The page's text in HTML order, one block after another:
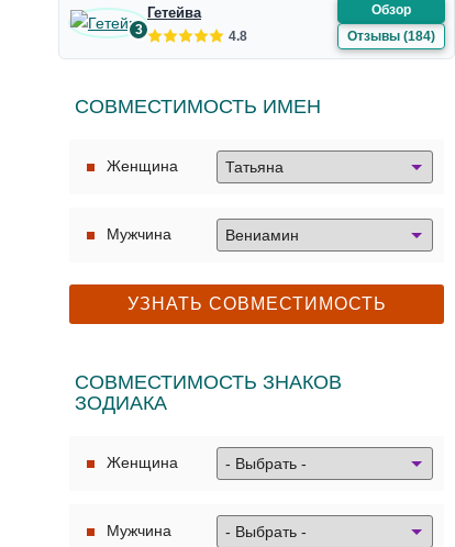
3
Гетейва
4.8
Обзор
Отзывы (184)
СОВМЕСТИМОСТЬ ИМЕН
Женщина
Мужчина
СОВМЕСТИМОСТЬ ЗНАКОВ
ЗОДИАКА
Женщина
Мужчина